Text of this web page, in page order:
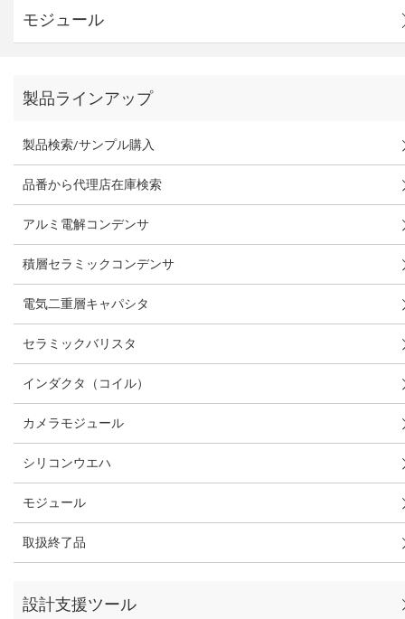
モジュール
製品ラインアップ
製品検索/サンプル購入
品番から代理店在庫検索
アルミ電解コンデンサ
積層セラミックコンデンサ
電気二重層キャパシタ
セラミックバリスタ
インダクタ（コイル）
カメラモジュール
シリコンウエハ
モジュール
取扱終了品
設計支援ツール